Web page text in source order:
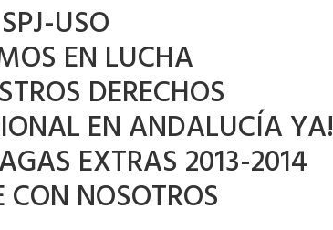
SPJ-USO
EN LUCHA
DERECHOS
EN ANDALUCÍA YA!
EXTRAS 2013-2014
NOSOTROS